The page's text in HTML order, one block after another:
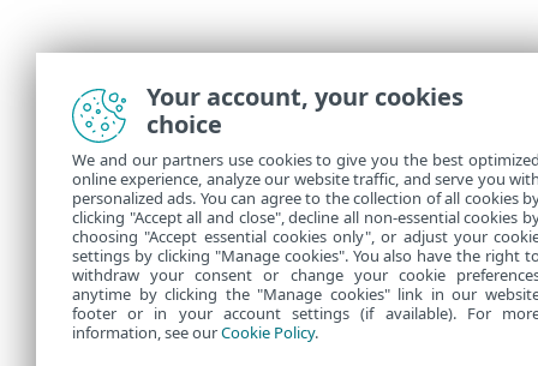
Your account, your cookies
choice
We and our partners use cookies to give you the best
online experience, analyze our website traffic, and serve you
personalized ads. You can agree to the collection of all cookies
clicking "Accept all and close", decline all non-essential cookies
choosing "Accept essential cookies only", or adjust your
settings by clicking "Manage cookies". You also have the right
withdraw your consent or change your cookie
anytime by clicking the "Manage cookies" link in our
footer or in your account settings (if available). For
information, see ourCookie Policy.